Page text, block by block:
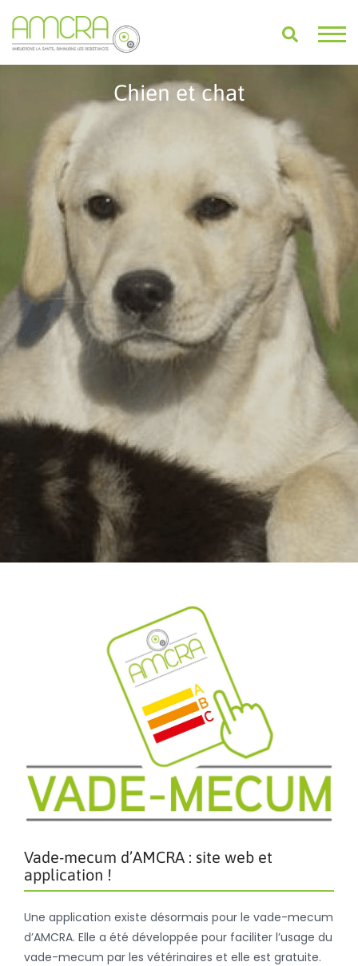
Chien et chat
Vade-mecum d’AMCRA : site web et
application !
Une application existe désormais pour le vade-mecum
d’AMCRA. Elle a été développée pour faciliter l’usage du
vade-mecum par les vétérinaires et elle est gratuite.